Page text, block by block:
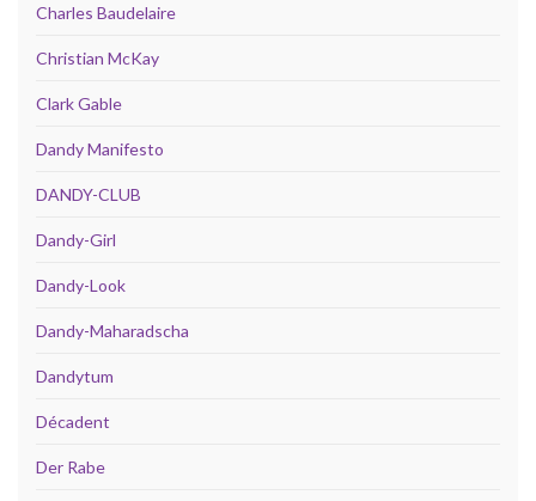
Charles Baudelaire
Christian McKay
Clark Gable
Dandy Manifesto
DANDY-CLUB
Dandy-Girl
Dandy-Look
Dandy-Maharadscha
Dandytum
Décadent
Der Rabe